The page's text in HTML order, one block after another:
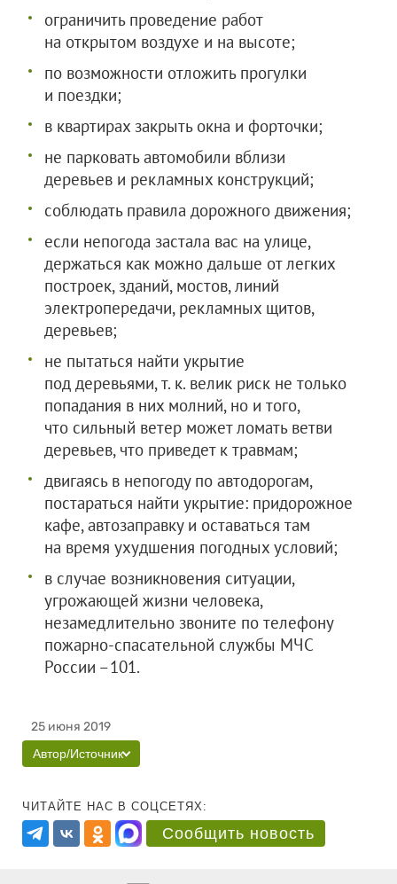
ограничить проведение работ
на открытом воздухе и на высоте;
по возможности отложить прогулки
и поездки;
в квартирах закрыть окна и форточки;
не парковать автомобили вблизи
деревьев и рекламных конструкций;
соблюдать правила дорожного движения;
если непогода застала вас на улице,
держаться как можно дальше от легких
построек, зданий, мостов, линий
электропередачи, рекламных щитов,
деревьев;
не пытаться найти укрытие
под деревьями, т. к. велик риск не только
попадания в них молний, но и того,
что сильный ветер может ломать ветви
деревьев, что приведет к травмам;
двигаясь в непогоду по автодорогам,
постараться найти укрытие: придорожное
кафе, автозаправку и оставаться там
на время ухудшения погодных условий;
в случае возникновения ситуации,
угрожающей жизни человека,
незамедлительно звоните по телефону
пожарно-спасательной службы МЧС
России –101.
25 июня 2019
Автор/Источник
ЧИТАЙТЕ НАС В СОЦСЕТЯХ:
Сообщить новость